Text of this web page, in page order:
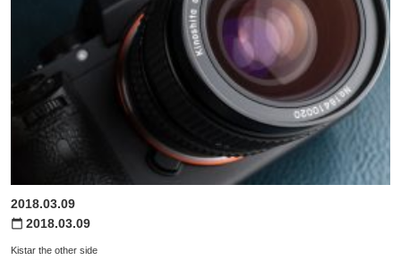
2018.03.09
Kistar the other side
calendar_today 2018.03.09